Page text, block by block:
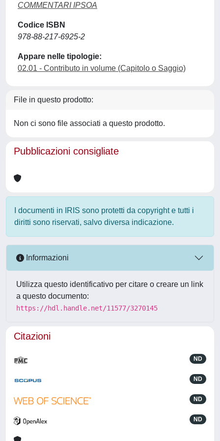
COMMENTARI IPSOA
Codice ISBN
978-88-217-6925-2
Appare nelle tipologie:
02.01 - Contributo in volume (Capitolo o Saggio)
File in questo prodotto:
Non ci sono file associati a questo prodotto.
Pubblicazioni consigliate
I documenti in IRIS sono protetti da copyright e tutti i
diritti sono riservati, salvo diversa indicazione.
Informazioni
Utilizza questo identificativo per citare o creare un link
a questo documento:
https://hdl.handle.net/11577/3270145
Citazioni
ND
ND
ND
ND